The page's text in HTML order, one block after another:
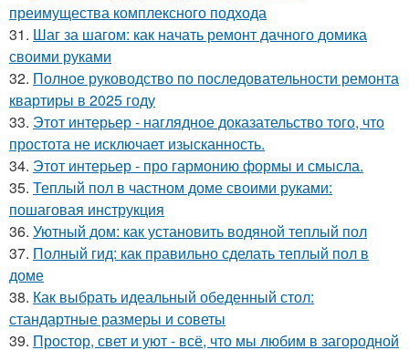
преимущества комплексного подхода
31. Шаг за шагом: как начать ремонт дачного домика
своими руками
32. Полное руководство по последовательности ремонта
квартиры в 2025 году
33. Этот интерьер - наглядное доказательство того, что
простота не исключает изысканность.
34. Этот интерьер - про гармонию формы и смысла.
35. Теплый пол в частном доме своими руками:
пошаговая инструкция
36. Уютный дом: как установить водяной теплый пол
37. Полный гид: как правильно сделать теплый пол в
доме
38. Как выбрать идеальный обеденный стол:
стандартные размеры и советы
39. Простор, свет и уют - всё, что мы любим в загородной